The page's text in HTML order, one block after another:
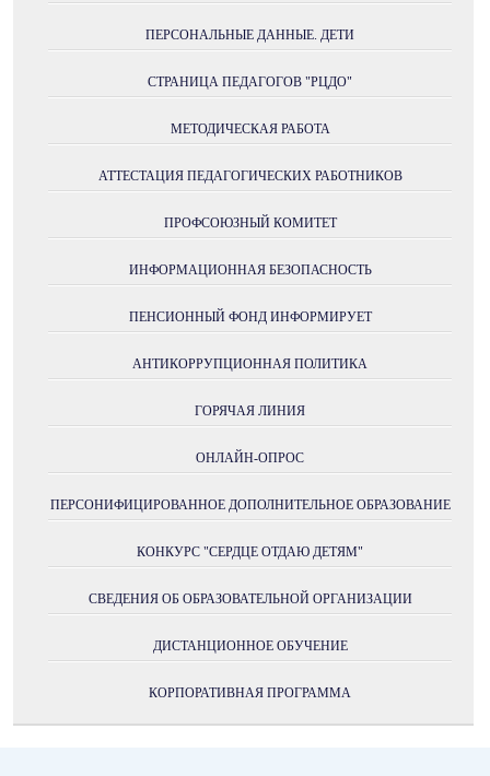
ПЕРСОНАЛЬНЫЕ ДАННЫЕ. ДЕТИ
СТРАНИЦА ПЕДАГОГОВ "РЦДО"
МЕТОДИЧЕСКАЯ РАБОТА
АТТЕСТАЦИЯ ПЕДАГОГИЧЕСКИХ РАБОТНИКОВ
ПРОФСОЮЗНЫЙ КОМИТЕТ
ИНФОРМАЦИОННАЯ БЕЗОПАСНОСТЬ
ПЕНСИОННЫЙ ФОНД ИНФОРМИРУЕТ
АНТИКОРРУПЦИОННАЯ ПОЛИТИКА
ГОРЯЧАЯ ЛИНИЯ
ОНЛАЙН-ОПРОС
ПЕРСОНИФИЦИРОВАННОЕ ДОПОЛНИТЕЛЬНОЕ ОБРАЗОВАНИЕ
КОНКУРС "СЕРДЦЕ ОТДАЮ ДЕТЯМ"
СВЕДЕНИЯ ОБ ОБРАЗОВАТЕЛЬНОЙ ОРГАНИЗАЦИИ
ДИСТАНЦИОННОЕ ОБУЧЕНИЕ
КОРПОРАТИВНАЯ ПРОГРАММА